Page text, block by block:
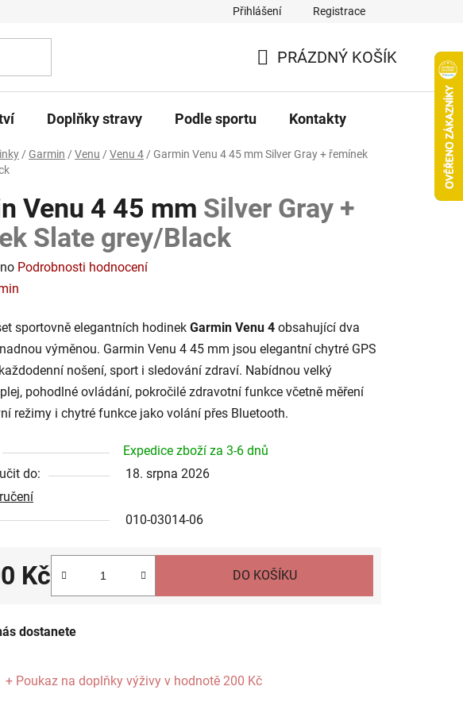
Přihlášení Registrace
KOŠÍK
PRÁZDNÝ KOŠÍK
Doplňky stravy Podle sportu Kontakty
/ Garmin / Venu / Venu 4 / Garmin Venu 4 45 mmSilver Gray + řemínek
Venu 4 45 mm Silver Gray +
Slate grey/Black
Podrobnosti hodnocení
sportovně elegantních hodinek Garmin Venu 4 obsahující dva
výměnou. Garmin Venu 4 45 mm jsou elegantní chytré GPS
nošení, sport i sledování zdraví. Nabídnou velký
pohodlné ovládání, pokročilé zdravotní funkce včetně měření
režimy i chytré funkce jako volání přes Bluetooth.
Expedice zboží za 3-6 dnů
do:
18. srpna 2026
010-03014-06
Kč DO KOŠÍKU
dostanete
+ Poukaz na doplňky výživy v hodnotě 200 Kč